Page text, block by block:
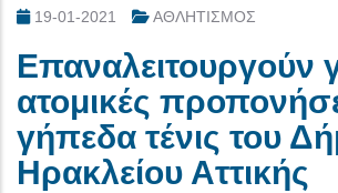
19-01-2021 ΑΘΛΗΤΙΣΜΟΣ
Επαναλειτουργούν
ατομικές
γήπεδα τένις του
Ηρακλείου Αττικής